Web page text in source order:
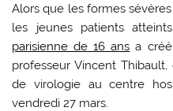
Alors que les formes
les jeunes patients
parisienne de 16 ans a
professeur Vincent
de virologie au centre
vendredi 27 mars.